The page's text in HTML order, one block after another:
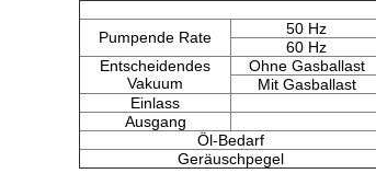
Pumpende Rate
50 Hz
60 Hz
Entscheidendes
Vakuum
Ohne Gasballast
Mit Gasballast
Einlass
Ausgang
Öl-Bedarf
Geräuschpegel